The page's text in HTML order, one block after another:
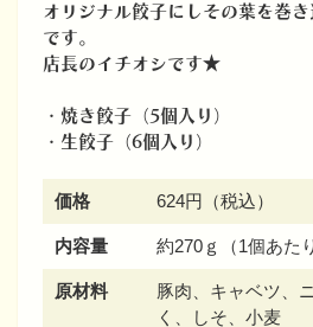
オリジナル餃子にしその葉を巻
です。
店長のイチオシです★
・焼き餃子（5個入り）
・生餃子（6個入り）
価格 624円（税込）
内容量 約270ｇ（1個あた
原材料
豚肉、キャベツ、
く、しそ、小麦